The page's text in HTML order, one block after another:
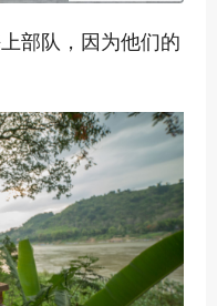
部队，因为他们的